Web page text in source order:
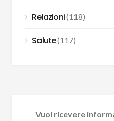
Relazioni(118)
Salute(117)
Vuoi ricevere